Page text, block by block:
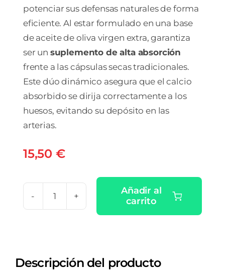
potenciar sus defensas naturales de forma
eficiente. Al estar formulado en una base
de aceite de oliva virgen extra, garantiza
ser un suplemento de alta absorción
frente a las cápsulas secas tradicionales.
Este dúo dinámico asegura que el calcio
absorbido se dirija correctamente a los
huesos, evitando su depósito en las
arterias.
15,50 €
VITAMINA
VIBEFARMA
Añadir al
carrito
Descripción del producto